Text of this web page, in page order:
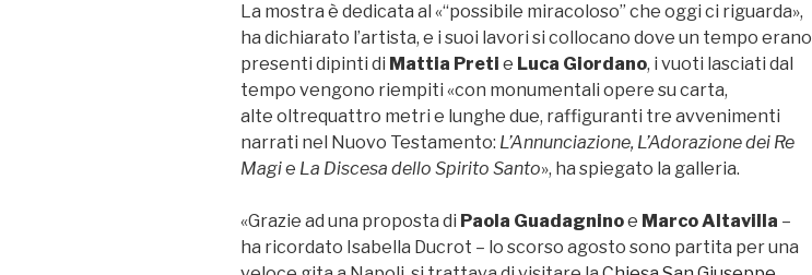
La mostra è dedicata al «“possibile miracoloso” che oggi ci riguarda»,
ha dichiarato l’artista, e i suoi lavori si collocano dove un tempo erano
presenti dipinti di Mattia Preti e Luca Giordano, i vuoti lasciati dal
tempo vengono riempiti «con monumentali opere su carta,
alte oltrequattro metri e lunghe due, raffiguranti tre avvenimenti
narrati nel Nuovo Testamento: L’Annunciazione, L’Adorazione dei Re
Magie La Discesa dello Spirito Santo», ha spiegato la galleria.
«Grazie ad una proposta di Paola Guadagninoe Marco Altavilla –
ha ricordato Isabella Ducrot – lo scorso agosto sono partita per una